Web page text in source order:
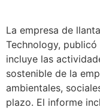
La empresa de
Technology,
incluye las
sostenible de la
ambientales,
plazo. El informe